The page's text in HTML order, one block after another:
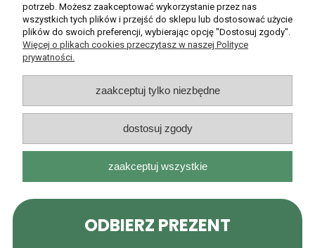
Moje konto
Płatności i dostawa
Informacje
O nas
Rarytasy Dolnośląskie | ul. Olszewskiego 99, 51-638 Wrocław |
kontakt@rarytasydolnoslaskie.pl|537 71 71 71| NIP: 8982036706 |
pokaż pełną wersję strony
potrzeb. Możesz zaakceptować wykorzystanie przez nas
wszystkich tych plików i przejść do sklepu lub dostosować użycie
plików do swoich preferencji, wybierając opcję "Dostosuj zgody".
Więcej o plikach cookies przeczytasz w naszej Polityce
prywatności.
zaakceptuj tylko niezbędne
dostosuj zgody
zaakceptuj wszystkie